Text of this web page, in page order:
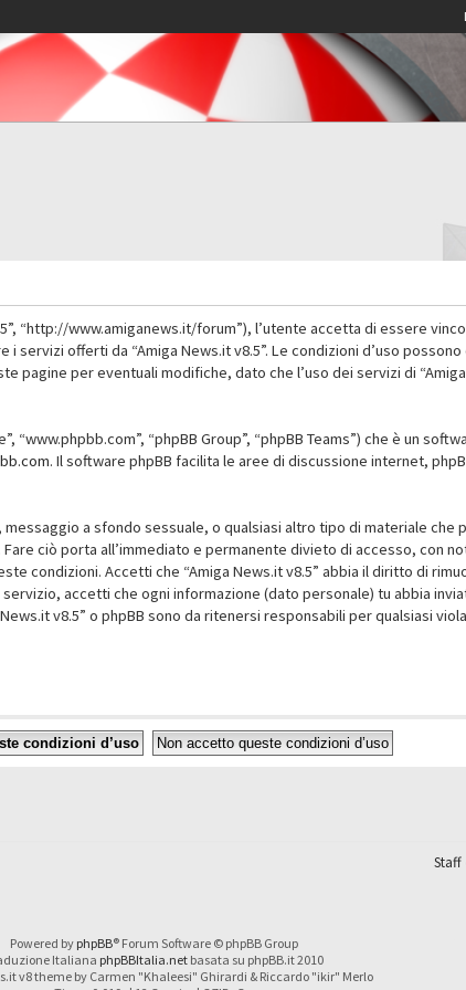
“http://www.amiganews.it/forum”), l’utente accetta di essere
offerti da “Amiga News.it v8.5”. Le condizioni d’uso
per eventuali modifiche, dato che l’uso dei servizi di
“www.phpbb.com”, “phpBB Group”, “phpBB Teams”) che è un
. Il software phpBB facilita le aree di discussione internet,
a sfondo sessuale, o qualsiasi altro tipo di materiale che
ciò porta all’immediato e permanente divieto di accesso, con
condizioni. Accetti che “Amiga News.it v8.5” abbia il diritto di
accetti che ogni informazione (dato personale) tu abbia
v8.5” o phpBB sono da ritenersi responsabili per qualsiasi
Staff
Powered by phpBB® Forum Software © phpBB Group
Italiana phpBBItalia.netbasata su phpBB.it 2010
v8 theme by Carmen "Khaleesi" Ghirardi & Riccardo "ikir" Merlo